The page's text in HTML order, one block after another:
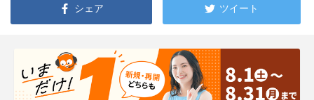
シェア ツイート